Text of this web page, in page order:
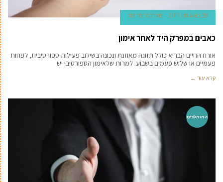
28 באוגוסט 2017 מערכת 'מדינט'
כאבים במפרק היד לאחר אימון
אורח החיים הבריא כולל תזונה מאוזנת ונכונה בשילוב פעילות ספורטיבית, לפחות
פעמיים או שלוש פעמים בשבוע. למרות שלאימון הספורטיבי יש
קרא עוד ←
המומלצים